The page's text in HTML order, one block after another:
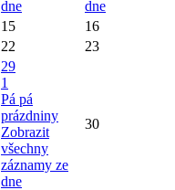
dne
dne
15
16
22 23
29
1
Pá pá
prázdniny
Zobrazit
všechny
záznamy ze
dne
30